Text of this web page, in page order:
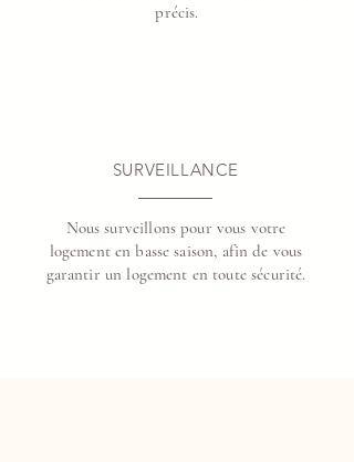
précis.
SURVEILLANCE
Nous surveillons pour vous votre
logement en basse saison, afin de vous
garantir un logement en toute sécurité.